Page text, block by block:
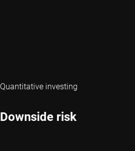
Quantitative investing
Downside risk